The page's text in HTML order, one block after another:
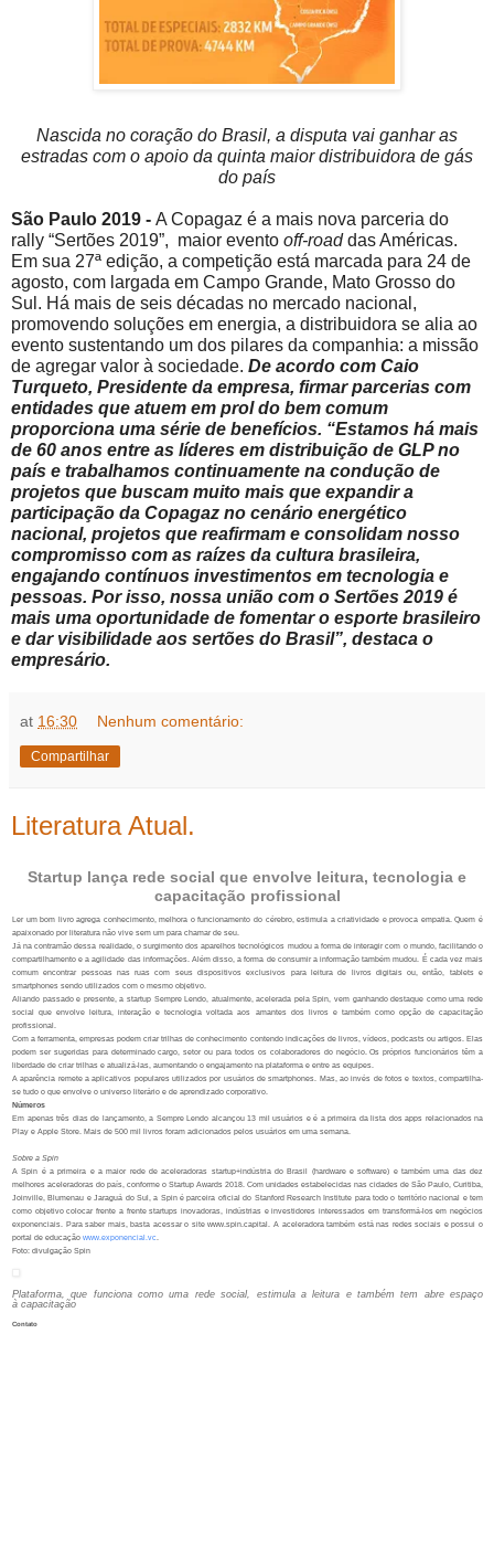
Nascida no coração do Brasil, a disputa vai ganhar as
estradas com o apoio da quinta maior distribuidora de gás
do país
São Paulo 2019 - A Copagaz é a mais nova parceria do
rally “Sertões 2019”, maior evento off-road das Américas.
Em sua 27ª edição, a competição está marcada para 24 de
agosto, com largada em Campo Grande, Mato Grosso do
Sul. Há mais de seis décadas no mercado nacional,
promovendo soluções em energia, a distribuidora se alia ao
evento sustentando um dos pilares da companhia: a missão
de agregar valor à sociedade. De acordo com Caio
Turqueto, Presidente da empresa, firmar parcerias com
entidades que atuem em prol do bem comum
proporciona uma série de benefícios. “Estamos há mais
de 60 anos entre as líderes em distribuição de GLP no
país e trabalhamos continuamente na condução de
projetos que buscam muito mais que expandir a
participação da Copagaz no cenário energético
nacional, projetos que reafirmam e consolidam nosso
compromisso com as raízes da cultura brasileira,
engajando contínuos investimentos em tecnologia e
pessoas. Por isso, nossa união com o Sertões 2019 é
mais uma oportunidade de fomentar o esporte brasileiro
e dar visibilidade aos sertões do Brasil”, destaca o
empresário.
at 16:30 Nenhum comentário:
Compartilhar
Literatura Atual.